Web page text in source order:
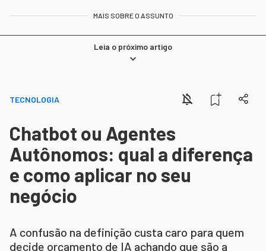
MAIS SOBRE O ASSUNTO
Leia o próximo artigo
TECNOLOGIA
Chatbot ou Agentes
Autônomos: qual a diferença
e como aplicar no seu
negócio
A confusão na definição custa caro para quem
decide orçamento de IA achando que são a